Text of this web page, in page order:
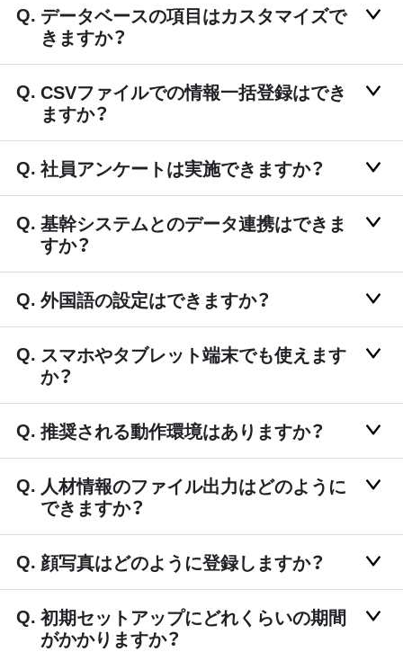
データベースの項目はカスタマイズで
きますか？
CSVファイルでの情報一括登録はでき
ますか？
社員アンケートは実施できますか？
基幹システムとのデータ連携はできま
すか？
外国語の設定はできますか？
スマホやタブレット端末でも使えます
か？
推奨される動作環境はありますか？
人材情報のファイル出力はどのように
できますか？
顔写真はどのように登録しますか？
初期セットアップにどれくらいの期間
がかかりますか？